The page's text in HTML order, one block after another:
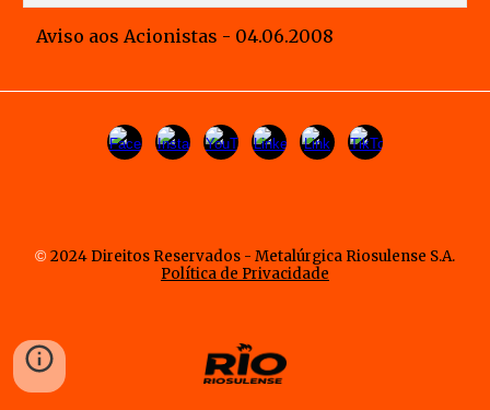
Aviso aos Acionistas - 04.06.2008
© 2024 Direitos Reservados - Metalúrgica Riosulense S.A.
Política de Privacidade